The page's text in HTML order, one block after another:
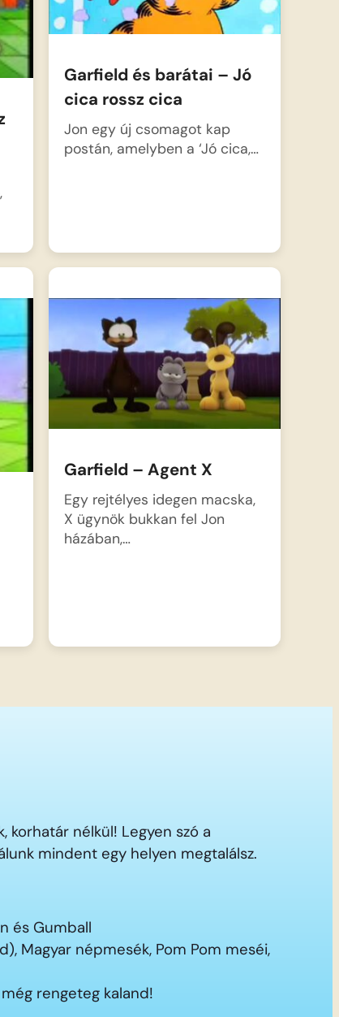
Garfield és barátai – Jó
cica rossz cica
Jon egy új csomagot kap
postán, amelyben a ‘Jó cica,…
Garfield – Agent X
Egy rejtélyes idegen macska,
X ügynök bukkan fel Jon
házában,…
korhatár nélkül! Legyen szó a
mindent egy helyen megtalálsz.
és Gumball
Magyar népmesék, Pom Pom meséi,
rengeteg kaland!